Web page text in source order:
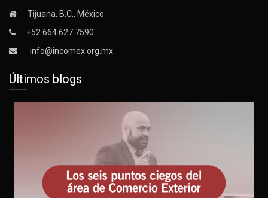
Tijuana, B.C., México
+52 664 627 7590
info@incomex.org.mx
Últimos blogs